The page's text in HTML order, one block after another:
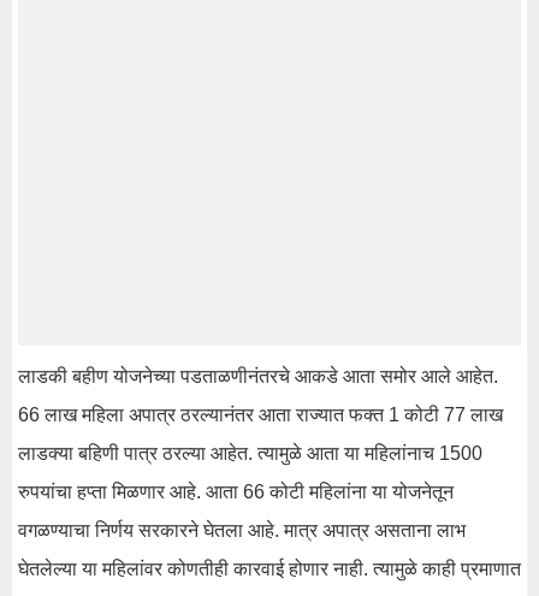
लाडकी बहीण योजनेच्या पडताळणीनंतरचे आकडे आता समोर आले आहेत.
66 लाख महिला अपात्र ठरल्यानंतर आता राज्यात फक्त 1 कोटी 77 लाख
लाडक्या बहिणी पात्र ठरल्या आहेत. त्यामुळे आता या महिलांनाच 1500
रुपयांचा हप्ता मिळणार आहे. आता 66 कोटी महिलांना या योजनेतून
वगळण्याचा निर्णय सरकारने घेतला आहे. मात्र अपात्र असताना लाभ
घेतलेल्या या महिलांवर कोणतीही कारवाई होणार नाही. त्यामुळे काही प्रमाणात